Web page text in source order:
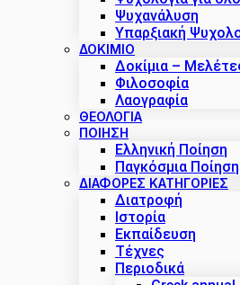
Ψυχανάλυση
Υπαρξιακή
ΔΟΚΊΜΙΟ
Δοκίμια –
Φιλοσοφία
Λαογραφία
ΘΕΟΛΟΓΙΑ
ΠΟΙΗΣΗ
Ελληνική Ποίηση
Παγκόσμια Ποίηση
ΔΙΑΦΟΡΕΣ ΚΑΤΗΓΟΡΙΕΣ
Διατροφή
Ιστορία
Εκπαίδευση
Τέχνες
Περιοδικά